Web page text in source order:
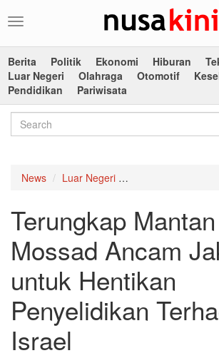
Toggle
Berita
Politik Ekonomi Hiburan
Luar Negeri
Olahraga Otomotif
Pendidikan
Pariwisata
News Luar Negeri
Terungkap
Mossad Ancam
untuk Hentikan
Penyelidikan
Israel